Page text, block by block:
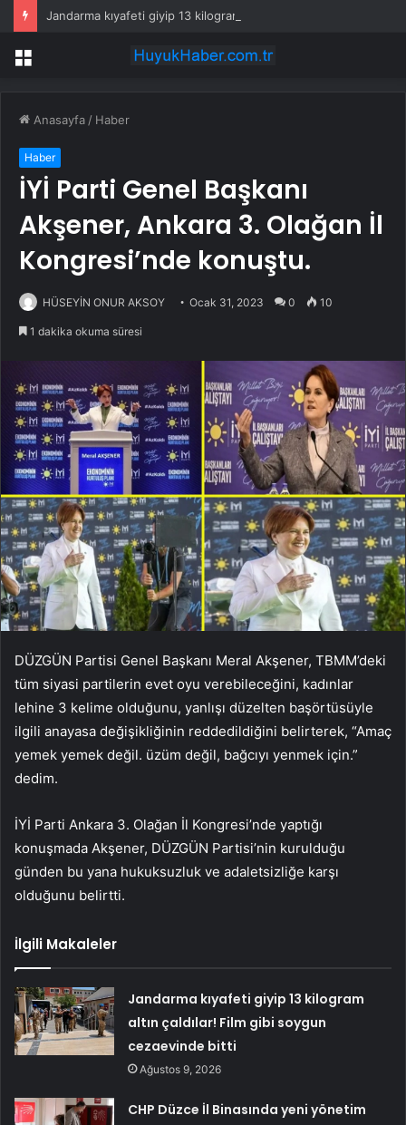
Menü
Anasayfa / Haber
Haber
İYİ Parti Genel Başkanı
Akşener, Ankara 3. Olağan İl
Kongresi’nde konuştu.
HÜSEYİN ONUR AKSOY Ocak 31, 2023 0 10
1 dakika okuma süresi
DÜZGÜN Partisi Genel Başkanı Meral Akşener, TBMM’deki
tüm siyasi partilerin evet oyu verebileceğini, kadınlar
lehine 3 kelime olduğunu, yanlışı düzelten başörtüsüyle
ilgili anayasa değişikliğinin reddedildiğini belirterek, “Amaç
yemek yemek değil. üzüm değil, bağcıyı yenmek için.”
dedim.
İYİ Parti Ankara 3. Olağan İl Kongresi’nde yaptığı
konuşmada Akşener, DÜZGÜN Partisi’nin kurulduğu
günden bu yana hukuksuzluk ve adaletsizliğe karşı
olduğunu belirtti.
İlgili Makaleler
Jandarma kıyafeti giyip 13 kilogram
altın çaldılar! Film gibi soygun
cezaevinde bitti
Ağustos 9, 2026
CHP Düzce İl Binasında yeni yönetim